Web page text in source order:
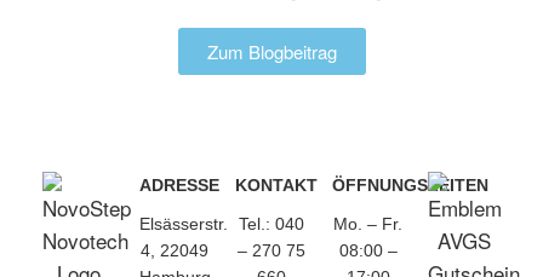
Zum Blogbeitrag
ADRESSE
Elsässerstr.
4, 22049
KONTAKT
Tel.: 040
– 270 75
ÖFFNUNGSZEITEN
Mo. – Fr.
08:00 –